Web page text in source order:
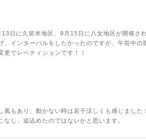
日に久留米地区、9月15日に八女地区が開催され
、インターバルをしたかったのですが、午前中
更でレペティションです！！
風もあり、動かない時は若干涼しくも感じました
なし、追込めたのではないかと思います。